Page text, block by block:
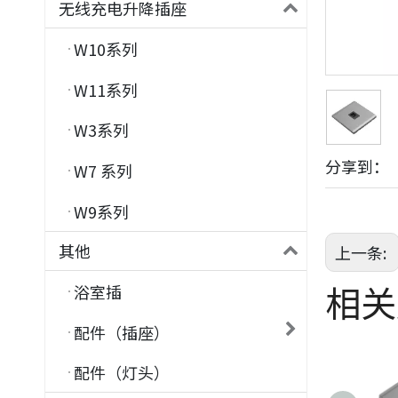
无线充电升降插座
W10系列
W11系列
W3系列
W7 系列
W9系列
其他
浴室插
配件（插座）
配件（灯头）
分享到：
上一条:
相